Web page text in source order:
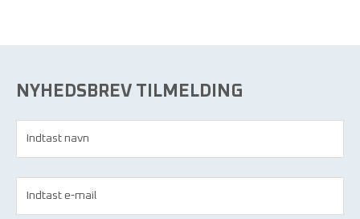
NYHEDSBREV TILMELDING